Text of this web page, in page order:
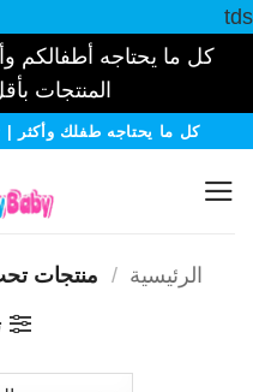
tds
كل ما يحتاجه أطفالكم
المنتجات
تخطيكل ما يحتاجه طفلك وأكثر |
الرئيسية / منتجات